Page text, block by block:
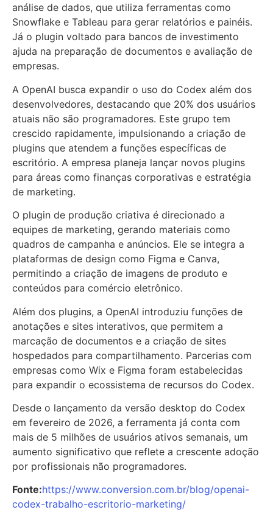
análise de dados, que utiliza ferramentas como
Snowflake e Tableau para gerar relatórios e painéis.
Já o plugin voltado para bancos de investimento
ajuda na preparação de documentos e avaliação de
empresas.
A OpenAI busca expandir o uso do Codex além dos
desenvolvedores, destacando que 20% dos usuários
atuais não são programadores. Este grupo tem
crescido rapidamente, impulsionando a criação de
plugins que atendem a funções específicas de
escritório. A empresa planeja lançar novos plugins
para áreas como finanças corporativas e estratégia
de marketing.
O plugin de produção criativa é direcionado a
equipes de marketing, gerando materiais como
quadros de campanha e anúncios. Ele se integra a
plataformas de design como Figma e Canva,
permitindo a criação de imagens de produto e
conteúdos para comércio eletrônico.
Além dos plugins, a OpenAI introduziu funções de
anotações e sites interativos, que permitem a
marcação de documentos e a criação de sites
hospedados para compartilhamento. Parcerias com
empresas como Wix e Figma foram estabelecidas
para expandir o ecossistema de recursos do Codex.
Desde o lançamento da versão desktop do Codex
em fevereiro de 2026, a ferramenta já conta com
mais de 5 milhões de usuários ativos semanais, um
aumento significativo que reflete a crescente adoção
por profissionais não programadores.
Fonte:https://www.conversion.com.br/blog/openai-
codex-trabalho-escritorio-marketing/